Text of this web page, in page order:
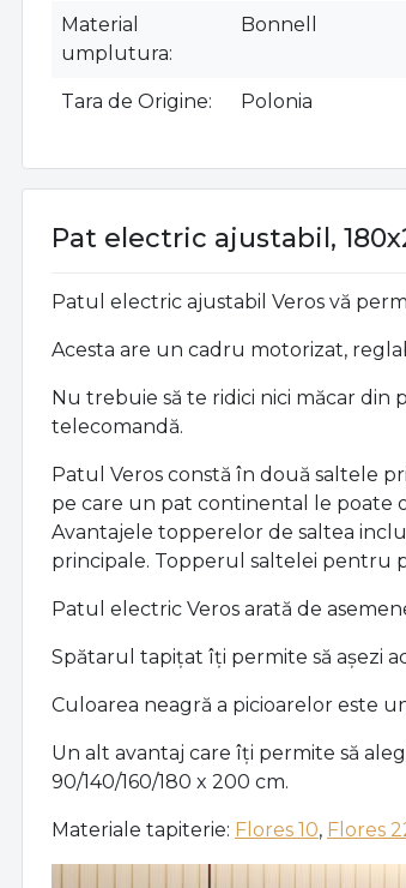
Material
umplutura
Bonnell
Tara de Origine Polonia
Pat electric ajustabil,
Patul electric ajustabil Veros vă
Acesta are un cadru motorizat,
Nu trebuie să te ridici nici măcar
telecomandă.
Patul Veros constă în două saltele
pe care un pat continental le poate
Avantajele topperelor de saltea
principale. Topperul saltelei pentru
Patul electric Veros arată de
Spătarul tapițat îți permite să așezi
Culoarea neagră a picioarelor este
Un alt avantaj care îți permite să
90/140/160/180 x 200 cm.
Materiale tapiterie: Flores 10, Flores